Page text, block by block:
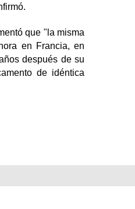
que "la misma
en Francia, en
después de su
de idéntica